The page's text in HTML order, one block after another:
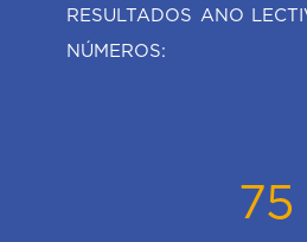
RESULTADOS ANO
NÚMEROS:
75